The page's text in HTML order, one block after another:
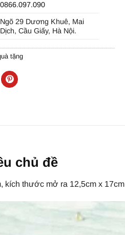
0866.097.090
Ngõ 29 Dương Khuê, Mai
Dịch, Cầu Giấy, Hà Nội.
tặng
chủ đề
kích thước mở ra 12,5cm x 17cm